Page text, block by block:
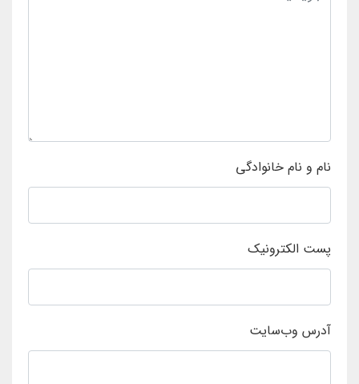
نام و نام خانوادگی
پست الکترونیک
آدرس وب‌سایت